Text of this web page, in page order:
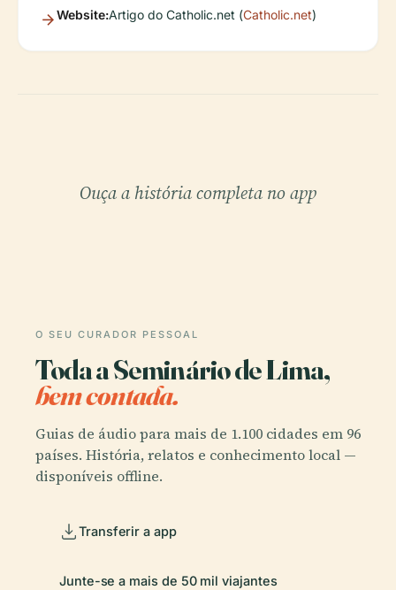
Website:Artigo do Catholic.net (Catholic.net)
Ouça a história completa no app
O SEU CURADOR PESSOAL
Toda a Seminário de Lima,
bem contada.
Guias de áudio para mais de 1.100 cidades em 96
países. História, relatos e conhecimento local —
disponíveis offline.
Transferir a app
Junte-se a mais de 50 mil viajantes